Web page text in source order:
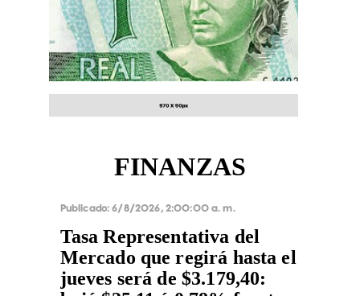
FINANZAS
Publicado:6/8/2026, 2:00:00 a. m.
Tasa Representativa del
Mercado que regirá hasta el
jueves será de $3.179,40: